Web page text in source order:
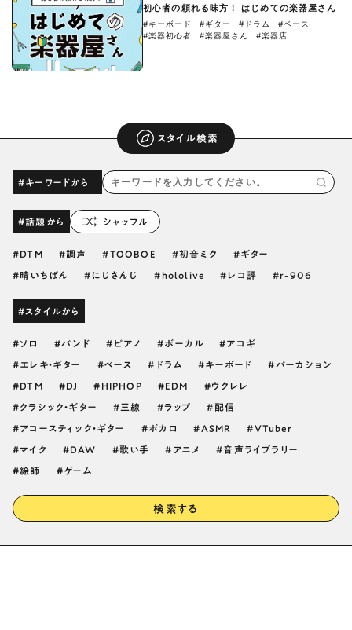
初心者の頼れる味方！ はじめての楽器屋さん
#キーボード #ギター #ドラム
#ベース
#楽器初心者
#楽器屋さん #楽器店
スタイル検索
#キーワードから
#話題から シャッフル
DTM 調声 TOOBOE 初音ミク ギター
晴いちばん にじさんじ hololive レコ評 r-906
#スタイルから
ソロ バンド ピアノ ボーカル アコギ
エレキ・ギター ベース ドラム キーボード パーカション
DTM DJ HIPHOP EDM ウクレレ
クラシック・ギター 三線 ラップ 配信
アコースティック・ギター ボカロ ASMR VTuber
マイク DAW 歌い手 アニメ 音声ライブラリー
絵師 ゲーム
検索する